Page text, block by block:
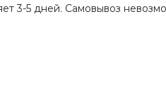
3-5 дней. Самовывоз